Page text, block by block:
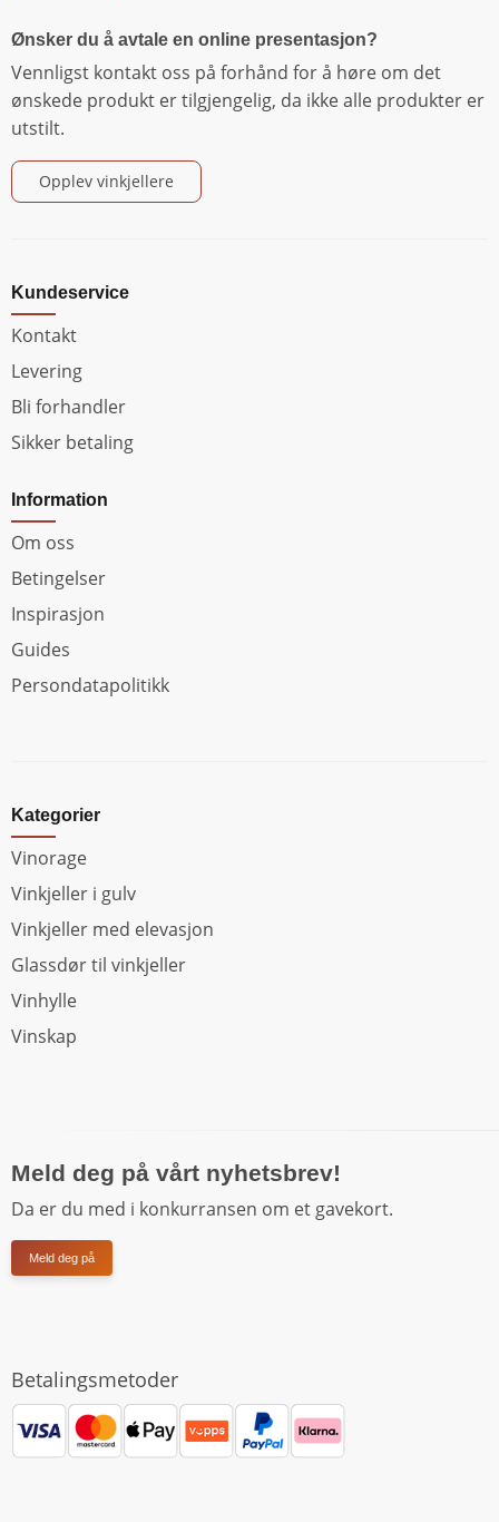
Ønsker du å avtale en online presentasjon?
Vennligst kontakt oss på forhånd for å høre om det
ønskede produkt er tilgjengelig, da ikke alle produkter er
utstilt.
Opplev vinkjellere
Kundeservice
Kontakt
Levering
Bli forhandler
Sikker betaling
Information
Om oss
Betingelser
Inspirasjon
Guides
Persondatapolitikk
Kategorier
Vinorage
Vinkjeller i gulv
Vinkjeller med elevasjon
Glassdør til vinkjeller
Vinhylle
Vinskap
Meld deg på vårt nyhetsbrev!
Da er du med i konkurransen om et gavekort.
Meld deg på
Betalingsmetoder